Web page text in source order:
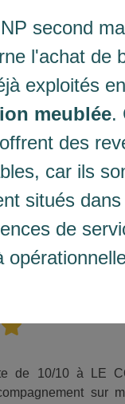
second
l'achat de
exploités en
meublée.
des
car ils
situés
de
0.68 %
Avis clients
3
de 10/10 à LE
sur